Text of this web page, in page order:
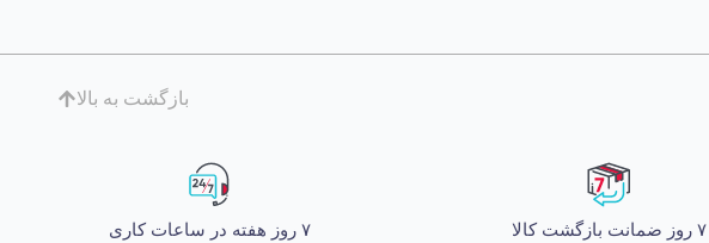
بازگشت به بالا
۷ روز ضمانت بازگشت کالا ۷ روز هفته در ساعات کاری